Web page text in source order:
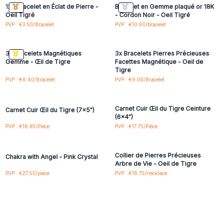
12xBracelet en Éclat de Pierre -
Oeil Tigré
PVP : €3.50/Bracelet
Bracelet en Gemme plaqué or 18K
- Cordon Noir - Oeil Tigré
PVP : €10.60/bracelet
Connectez-vous ou
3x Bracelets Magnétiques
Gemme - Œil de Tigre
PVP : €6.40/Bracelet
Connectez-vous ou
3xBracelets Pierres Précieuses
Facettes Magnétique - Oeil de
Tigre
PVP : €9.00/Bracelet
Connectez-vous ou
Carnet Cuir Œil du Tigre (7x5")
PVP : €18.85/Pièce
Connectez-vous ou
Carnet Cuir Œil du Tigre Ceinture
(6x4")
PVP : €17.75/Pièce
Connectez-vous ou
Chakra with Angel - Pink Crystal
PVP : €27.50/piece
Connectez-vous ou
Collier de Pierres Précieuses
Arbre de Vie - Oeil de Tigre
PVP : €18.75/necklace
Connectez-vous ou
Connectez-vous ou